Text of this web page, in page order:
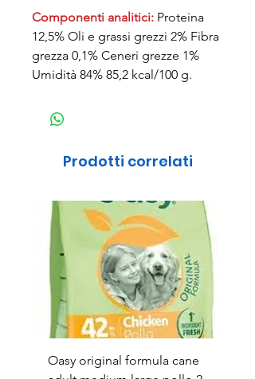
Componenti analitici: Proteina
12,5% Oli e grassi grezzi 2% Fibra
grezza 0,1% Ceneri grezze 1%
Umidità 84% 85,2 kcal/100 g.
Prodotti correlati
Oasy original formula cane